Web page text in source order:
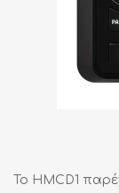
Το HMCD1